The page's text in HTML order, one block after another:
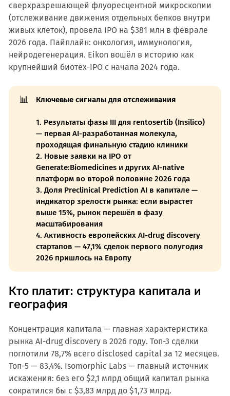
сверхразрешающей флуоресцентной микроскопии
(отслеживание движения отдельных белков внутри
живых клеток), провела IPO на $381 млн в феврале
2026 года. Пайплайн: онкология, иммунология,
нейродегенерация. Eikon вошёл в историю как
крупнейший биотех-IPO с начала 2024 года.
📊 Ключевые сигналы для отслеживания
1. Результаты фазы III для rentosertib (Insilico)
— первая AI-разработанная молекула,
проходящая финальную стадию клиники
2. Новые заявки на IPO от
Generate:Biomedicines и других AI-native
платформ во второй половине 2026 года
3. Доля Preclinical Prediction AI в капитале —
индикатор зрелости рынка: если вырастет
выше 15%, рынок перешёл в фазу
масштабирования
4. Активность европейских AI-drug discovery
стартапов — 47,1% сделок первого полугодия
2026 пришлось на Европу
Кто платит: структура капитала и
география
Концентрация капитала — главная характеристика
рынка AI-drug discovery в 2026 году. Топ-3 сделки
поглотили 78,7% всего disclosed capital за 12 месяцев.
Топ-5 — 83,4%. Isomorphic Labs — главный источник
искажения: без его $2,1 млрд общий капитал рынка
сократился бы с $3,83 млрд до $1,73 млрд.